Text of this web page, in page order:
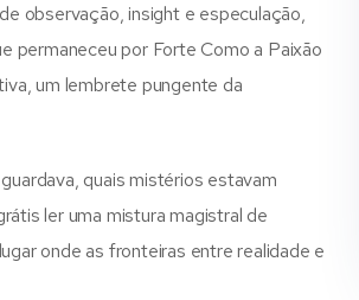
observação, insight e especulação,
permaneceu por Forte Como a Paixão
um lembrete pungente da
quais mistérios estavam
ler uma mistura magistral de
onde as fronteiras entre realidade e